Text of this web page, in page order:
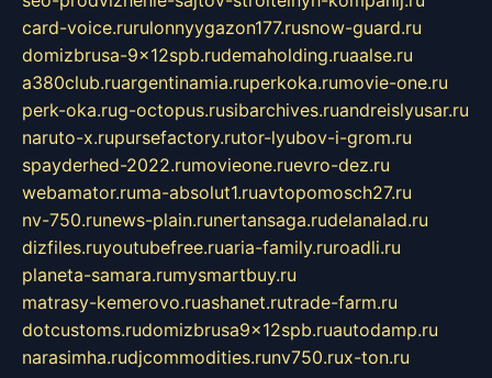
card-voice.rurulonnyygazon177.rusnow-guard.ru
domizbrusa-9x12spb.rudemaholding.ruaalse.ru
a380club.ruargentinamia.ruperkoka.rumovie-one.ru
perk-oka.rug-octopus.rusibarchives.ruandreislyusar.ru
naruto-x.rupursefactory.rutor-lyubov-i-grom.ru
spayderhed-2022.rumovieone.ruevro-dez.ru
webamator.ruma-absolut1.ruavtopomosch27.ru
nv-750.runews-plain.runertansaga.rudelanalad.ru
dizfiles.ruyoutubefree.ruaria-family.ruroadli.ru
planeta-samara.rumysmartbuy.ru
matrasy-kemerovo.ruashanet.rutrade-farm.ru
dotcustoms.rudomizbrusa9x12spb.ruautodamp.ru
narasimha.rudjcommodities.runv750.rux-ton.ru